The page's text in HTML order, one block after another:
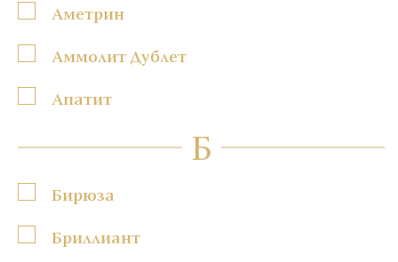
Аметрин
Аммолит Дублет
Апатит
Б
Бирюза
Бриллиант